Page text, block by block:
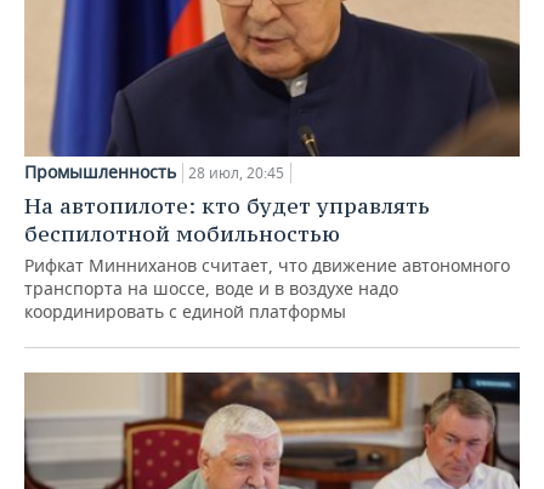
Промышленность 28 июл, 20:45
На автопилоте: кто будет управлять
беспилотной мобильностью
Рифкат Минниханов считает, что движение автономного
транспорта на шоссе, воде и в воздухе надо
координировать с единой платформы